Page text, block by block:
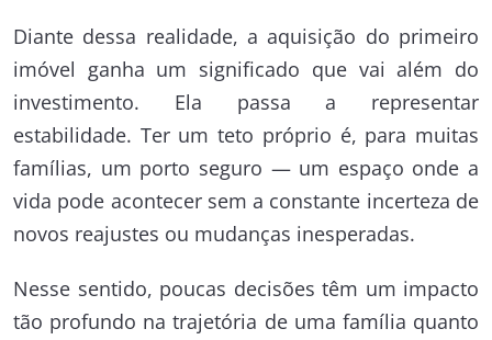
Diante dessa realidade, a aquisição do primeiro
imóvel ganha um significado que vai além do
investimento. Ela passa a representar
estabilidade. Ter um teto próprio é, para muitas
famílias, um porto seguro — um espaço onde a
vida pode acontecer sem a constante incerteza de
novos reajustes ou mudanças inesperadas.
Nesse sentido, poucas decisões têm um impacto
tão profundo na trajetória de uma família quanto